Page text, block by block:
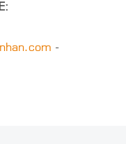
Phú Thạnh, Quận
Ngõ 1295 Đường
Mai, Hà Nội.